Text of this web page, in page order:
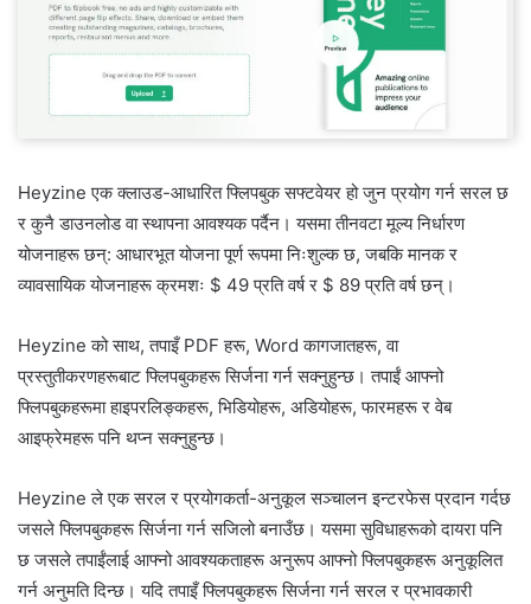
Heyzine एक क्लाउड-आधारित फ्लिपबुक सफ्टवेयर हो जुन प्रयोग गर्न सरल छ
र कुनै डाउनलोड वा स्थापना आवश्यक पर्दैन। यसमा तीनवटा मूल्य निर्धारण
योजनाहरू छन्: आधारभूत योजना पूर्ण रूपमा निःशुल्क छ, जबकि मानक र
व्यावसायिक योजनाहरू क्रमशः $ 49 प्रति वर्ष र $ 89 प्रति वर्ष छन्।
Heyzine को साथ, तपाइँ PDF हरू, Word कागजातहरू, वा
प्रस्तुतीकरणहरूबाट फ्लिपबुकहरू सिर्जना गर्न सक्नुहुन्छ। तपाईं आफ्नो
फ्लिपबुकहरूमा हाइपरलिङ्कहरू, भिडियोहरू, अडियोहरू, फारमहरू र वेब
आइफ्रेमहरू पनि थप्न सक्नुहुन्छ।
Heyzine ले एक सरल र प्रयोगकर्ता-अनुकूल सञ्चालन इन्टरफेस प्रदान गर्दछ
जसले फ्लिपबुकहरू सिर्जना गर्न सजिलो बनाउँछ। यसमा सुविधाहरूको दायरा पनि
छ जसले तपाईंलाई आफ्नो आवश्यकताहरू अनुरूप आफ्नो फ्लिपबुकहरू अनुकूलित
गर्न अनुमति दिन्छ। यदि तपाइँ फ्लिपबुकहरू सिर्जना गर्न सरल र प्रभावकारी